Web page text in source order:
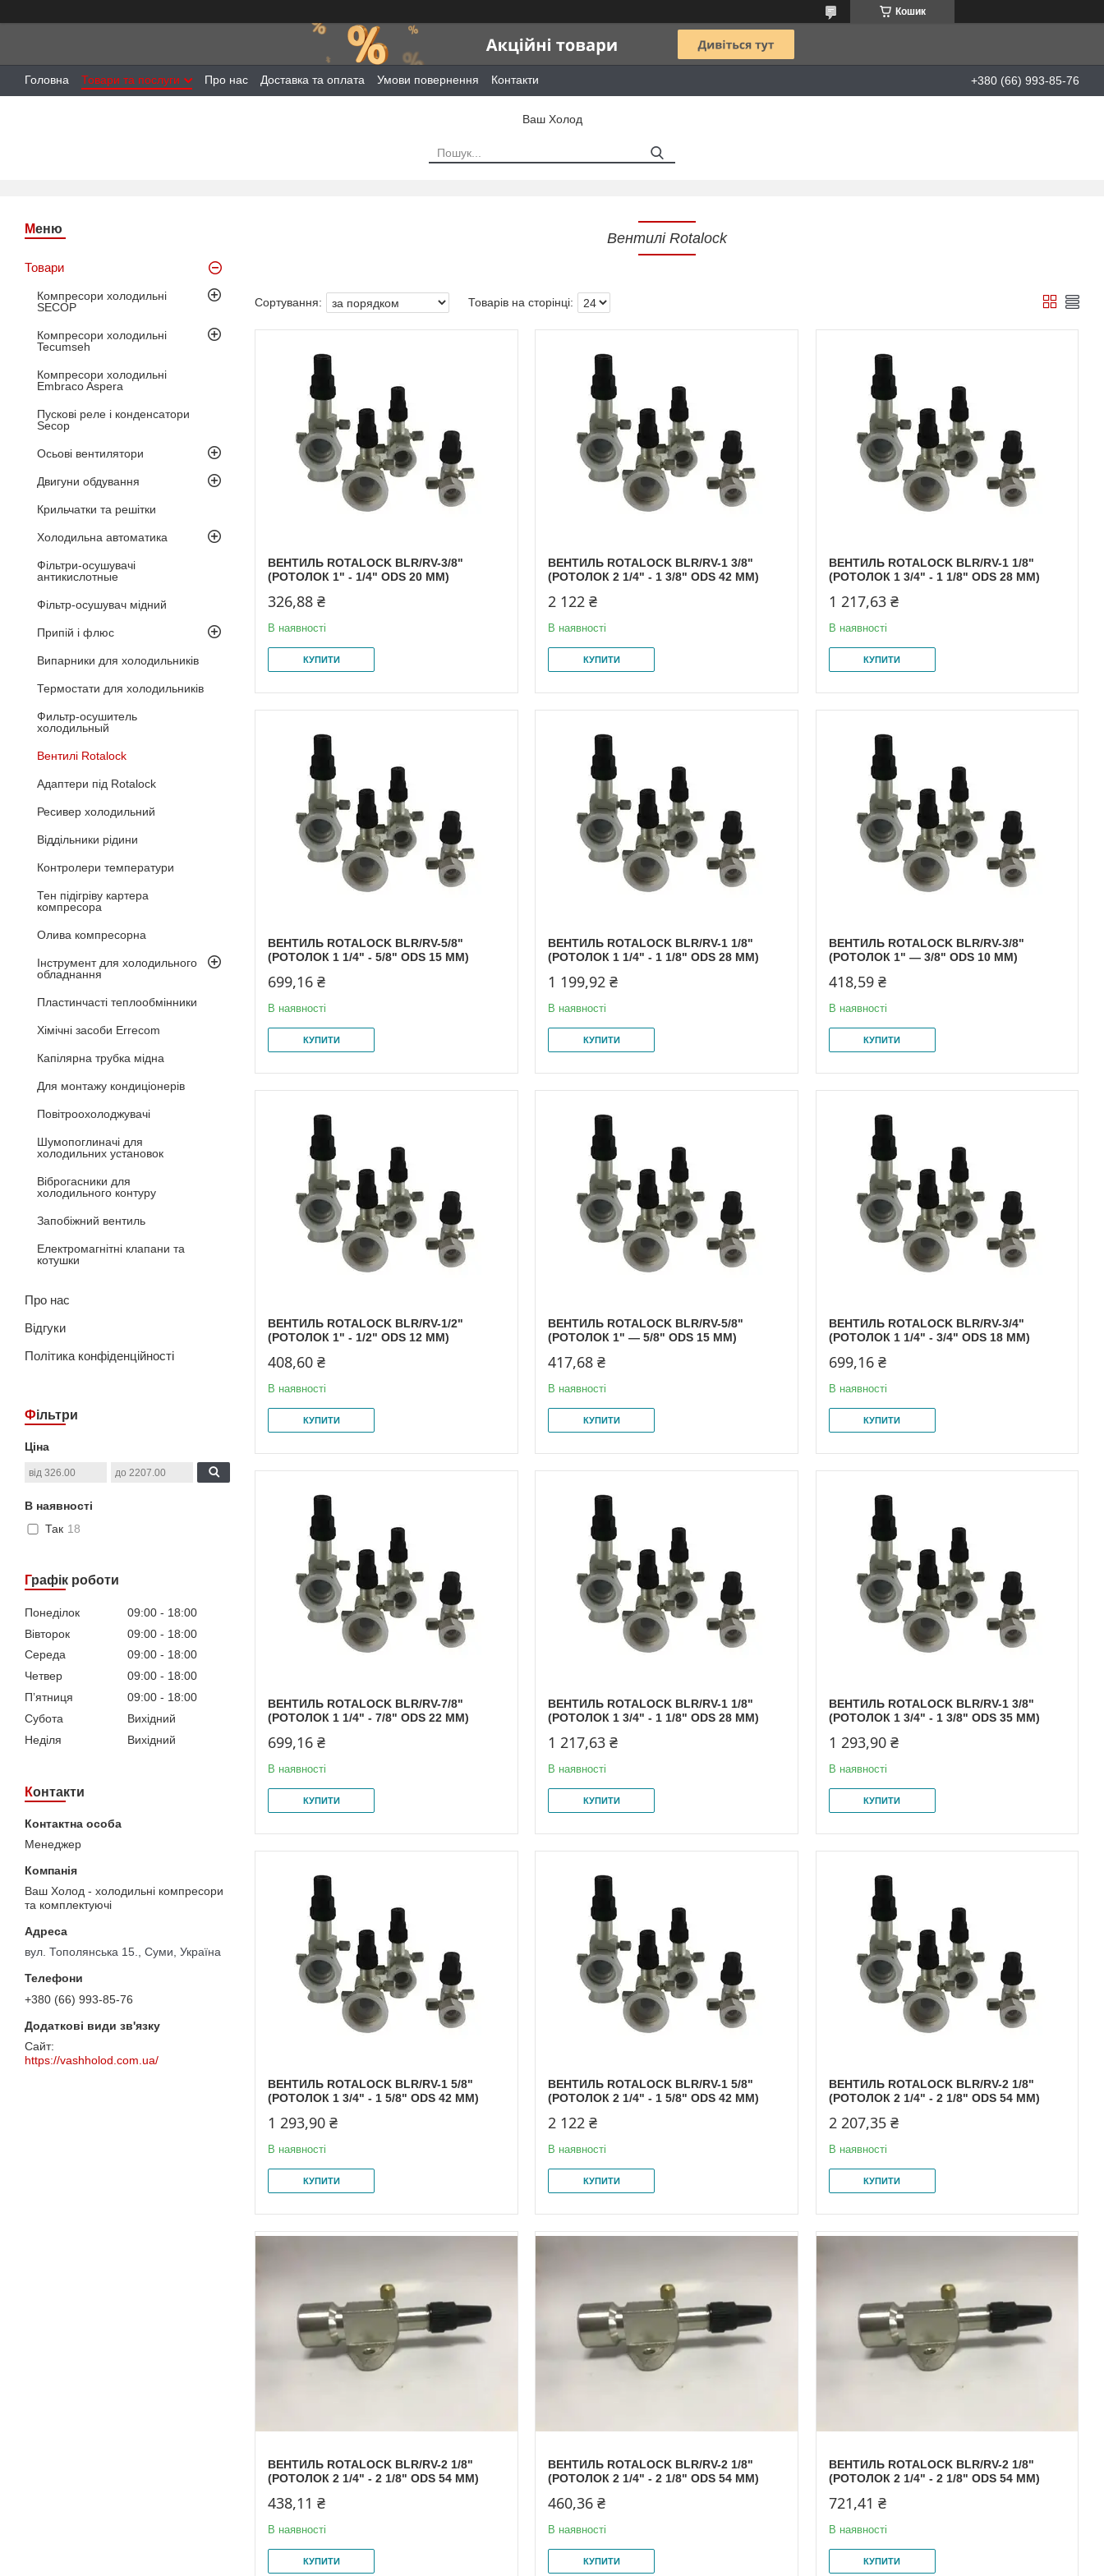
Кошик
Головна Товари та послуги Про нас Доставка та оплата Умови повернення Контакти +380 (66) 993-85-76
Ваш Холод
Товари
Компресори холодильні
SECOP
Компресори холодильні
Tecumseh
Компресори холодильні
Embraco Aspera
Пускові реле і конденсатори
Secop
Осьові вентилятори
Двигуни обдування
Крильчатки та решітки
Холодильна автоматика
Фільтри-осушувачі
антикислотные
Фільтр-осушувач мідний
Припій і флюс
Випарники для холодильників
Термостати для холодильників
Фильтр-осушитель
холодильный
Вентилі Rotalock
Адаптери під Rotalock
Ресивер холодильний
Віддільники рідини
Контролери температури
Тен підігріву картера
компресора
Олива компресорна
Інструмент для холодильного
обладнання
Пластинчасті теплообмінники
Хімічні засоби Errecom
Капілярна трубка мідна
Для монтажу кондиціонерів
Повітроохолоджувачі
Шумопоглиначі для
холодильних установок
Віброгасники для
холодильного контуру
Запобіжний вентиль
Електромагнітні клапани та
котушки
Про нас
Відгуки
Політика конфіденційності
Фільтри
Ціна
В наявності
Так 18
Графік роботи
Понеділок 09:00
18:00
Вівторок
09:00
18:00
Середа
09:00
18:00
Четвер
09:00
18:00
Пʼятниця
09:00
18:00
Субота
Вихідний
Неділя
Вихідний
Контакти
Менеджер
Ваш Холод - холодильні компресори
та комплектуючі
вул. Тополянська 15., Суми, Україна
+380 (66) 993-85-76
https://vashholod.com.ua/
Вентилі Rotalock
ВЕНТИЛЬ ROTALOCK BLR/RV-3/8"
(РОТОЛОК 1" - 1/4" ODS 20 MM)
326,88 ₴
В наявності
КУПИТИ
ВЕНТИЛЬ ROTALOCK BLR/RV-1 3/8"
(РОТОЛОК 2 1/4" - 1 3/8" ODS 42 MM)
2 122 ₴
В наявності
КУПИТИ
ВЕНТИЛЬ ROTALOCK BLR/RV-1 1/8"
(РОТОЛОК 1 3/4" - 1 1/8" ODS 28 MM)
1 217,63 ₴
В наявності
КУПИТИ
ВЕНТИЛЬ ROTALOCK BLR/RV-5/8"
(РОТОЛОК 1 1/4" - 5/8" ODS 15 MM)
699,16 ₴
В наявності
КУПИТИ
ВЕНТИЛЬ ROTALOCK BLR/RV-1 1/8"
(РОТОЛОК 1 1/4" - 1 1/8" ODS 28 MM)
1 199,92 ₴
В наявності
КУПИТИ
ВЕНТИЛЬ ROTALOCK BLR/RV-3/8"
(РОТОЛОК 1" — 3/8" ODS 10 MM)
418,59 ₴
В наявності
КУПИТИ
ВЕНТИЛЬ ROTALOCK BLR/RV-1/2"
(РОТОЛОК 1" - 1/2" ODS 12 MM)
408,60 ₴
В наявності
КУПИТИ
ВЕНТИЛЬ ROTALOCK BLR/RV-5/8"
(РОТОЛОК 1" — 5/8" ODS 15 MM)
417,68 ₴
В наявності
КУПИТИ
ВЕНТИЛЬ ROTALOCK BLR/RV-3/4"
(РОТОЛОК 1 1/4" - 3/4" ODS 18 MM)
699,16 ₴
В наявності
КУПИТИ
ВЕНТИЛЬ ROTALOCK BLR/RV-7/8"
(РОТОЛОК 1 1/4" - 7/8" ODS 22 MM)
699,16 ₴
В наявності
КУПИТИ
ВЕНТИЛЬ ROTALOCK BLR/RV-1 1/8"
(РОТОЛОК 1 3/4" - 1 1/8" ODS 28 MM)
1 217,63 ₴
В наявності
КУПИТИ
ВЕНТИЛЬ ROTALOCK BLR/RV-1 3/8"
(РОТОЛОК 1 3/4" - 1 3/8" ODS 35 MM)
1 293,90 ₴
В наявності
КУПИТИ
ВЕНТИЛЬ ROTALOCK BLR/RV-1 5/8"
(РОТОЛОК 1 3/4" - 1 5/8" ODS 42 MM)
1 293,90 ₴
В наявності
КУПИТИ
ВЕНТИЛЬ ROTALOCK BLR/RV-1 5/8"
(РОТОЛОК 2 1/4" - 1 5/8" ODS 42 MM)
2 122 ₴
В наявності
КУПИТИ
ВЕНТИЛЬ ROTALOCK BLR/RV-2 1/8"
(РОТОЛОК 2 1/4" - 2 1/8" ODS 54 MM)
2 207,35 ₴
В наявності
КУПИТИ
ВЕНТИЛЬ ROTALOCK BLR/RV-2 1/8"
(РОТОЛОК 2 1/4" - 2 1/8" ODS 54 MM)
438,11 ₴
В наявності
КУПИТИ
ВЕНТИЛЬ ROTALOCK BLR/RV-2 1/8"
(РОТОЛОК 2 1/4" - 2 1/8" ODS 54 MM)
460,36 ₴
В наявності
КУПИТИ
ВЕНТИЛЬ ROTALOCK BLR/RV-2 1/8"
(РОТОЛОК 2 1/4" - 2 1/8" ODS 54 MM)
721,41 ₴
В наявності
КУПИТИ